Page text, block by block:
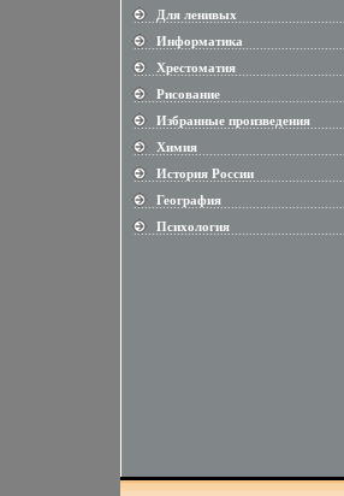
Для ленивых
............................................................
Информатика
............................................................
Хрестоматия
............................................................
Рисование
............................................................
Избранные произведения
............................................................
Химия
............................................................
История России
............................................................
География
............................................................
Психология
............................................................